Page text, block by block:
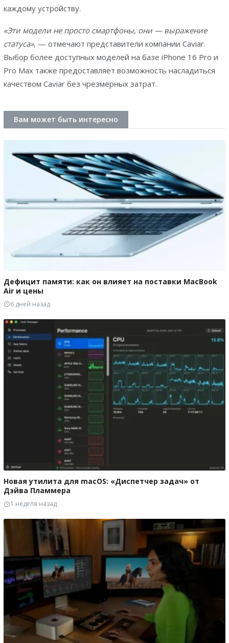
каждому устройству.
«Эти модели не просто смартфоны, они — выражение
статуса», — отмечают представители компании Caviar.
Выбор более доступных моделей на базе iPhone 16 Pro и
Pro Max также предоставляет возможность насладиться
качеством Caviar без чрезмерных затрат.
Вам может быть интересно
Дефицит памяти: как он влияет на поставки MacBook
Air и цены
6 дней назад
Новая утилита для macOS: «Диспетчер задач» от
Дэйва Пламмера
1 неделя назад